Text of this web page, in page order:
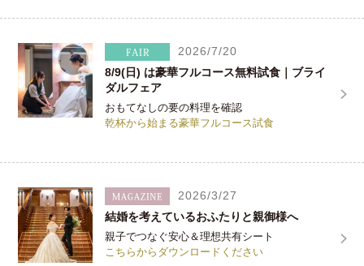
2026/7/20
8/9(日) は豪華フルコース無料試食｜ブライ
ダルフェア
おもてなしの要の料理を確認
乾杯から始まる豪華フルコース試食
2026/3/27
結婚を考えているおふたりと親御様へ
親子でつなぐ安心＆理想共有シート
こちらからダウンロードください